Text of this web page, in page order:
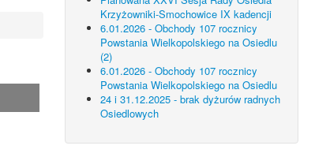
Krzyżowniki-Smochowice IX kadencji
6.01.2026 - Obchody 107 rocznicy
Powstania Wielkopolskiego na Osiedlu
(2)
6.01.2026 - Obchody 107 rocznicy
Powstania Wielkopolskiego na Osiedlu
24 i 31.12.2025 - brak dyżurów radnych
Osiedlowych